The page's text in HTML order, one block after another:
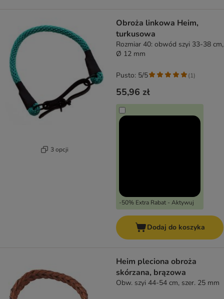
3 opcji
Obroża linkowa Heim,
turkusowa
Rozmiar 40: obwód szyi 33-38 cm,
Ø 12 mm
55,96 zł
-50% Extra Rabat - Aktywuj
Pusto: 5/5 (1)
Dodaj do koszyka
Heim pleciona obroża
skórzana, brązowa
Obw. szyi 44-54 cm, szer. 25 mm